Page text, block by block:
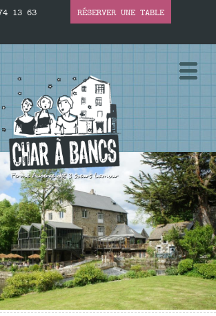
13 63 RÉSERVER UNE TABLE